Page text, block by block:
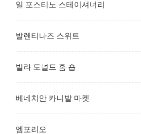
일 포스티노 스테이셔너리
발렌티나즈 스위트
빌라 도널드 홈 숍
베네치안 카니발 마켓
엠포리오